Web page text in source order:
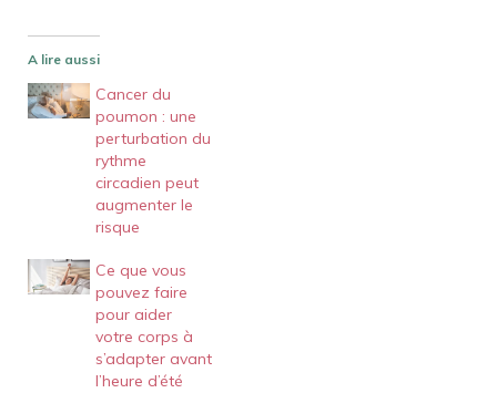
A lire aussi
Cancer du
poumon : une
perturbation du
rythme
circadien peut
augmenter le
risque
Ce que vous
pouvez faire
pour aider
votre corps à
s’adapter avant
l’heure d’été